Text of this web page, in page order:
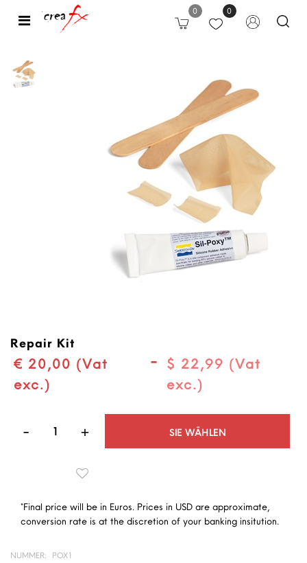
Open 0 0
Repair Kit
€ 20,00 (Vat
exc.)
-
$ 22,99 (Vat
exc.)
SIE WÄHLEN
*Final price will be in Euros. Prices in USD are approximate,
conversion rate is at the discretion of your banking insitution.
NUMMER:
POX1